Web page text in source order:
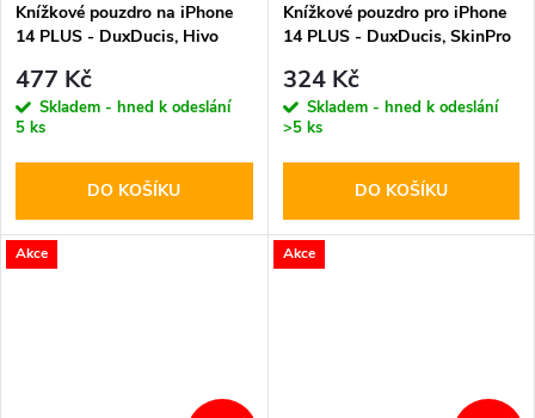
Knížkové pouzdro na iPhone
14 PLUS - DuxDucis, Hivo
477 Kč
Skladem - hned k odeslání
5 ks
DO KOŠÍKU
Knížkové pouzdro pro iPhone
14 PLUS - DuxDucis, SkinPro
324 Kč
Skladem - hned k odeslání
>5 ks
DO KOŠÍKU
Akce Akce